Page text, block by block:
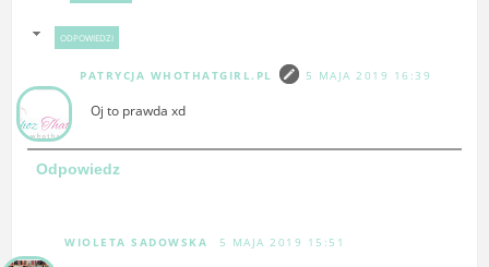
ODPOWIEDZI
PATRYCJA WHOTHATGIRL.PL 5 MAJA 2019 16:39
Oj to prawda xd
Odpowiedz
WIOLETA SADOWSKA 5 MAJA 2019 15:51